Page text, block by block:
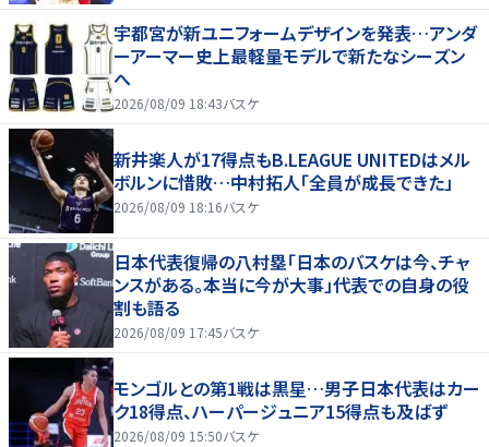
宇都宮が新ユニフォームデザインを発表…アンダ
ーアーマー史上最軽量モデルで新たなシーズン
へ
2026/08/09 18:43バスケ
新井楽人が17得点もB.LEAGUE UNITEDはメル
ボルンに惜敗…中村拓人「全員が成長できた」
2026/08/09 18:16バスケ
日本代表復帰の八村塁「日本のバスケは今、チャ
ンスがある。本当に今が大事」代表での自身の役
割も語る
2026/08/09 17:45バスケ
モンゴルとの第1戦は黒星…男子日本代表はカー
ク18得点、ハーパージュニア15得点も及ばず
2026/08/09 15:50バスケ